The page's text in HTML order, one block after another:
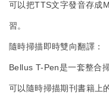
可以把TTS文字發音存成
習。
隨時掃描即時雙向翻譯：
Bellus T-Pen是一套整合
可以隨時掃描期刊書籍上